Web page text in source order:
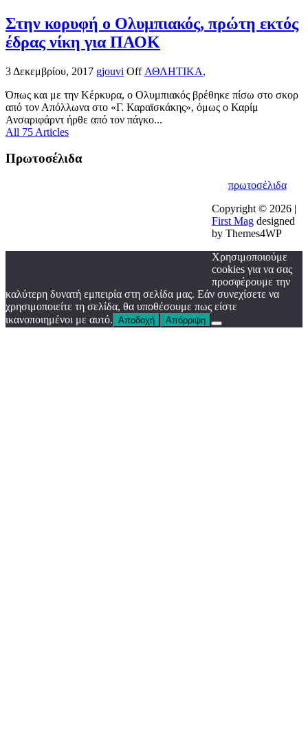
Στην κορυφή ο Ολυμπιακός, πρώτη εκτός
έδρας νίκη για ΠΑΟΚ
3 Δεκεμβρίου, 2017 gjouvi Off ΑΘΛΗΤΙΚΑ,
Όπως και με την Κέρκυρα, ο Ολυμπιακός βρέθηκε πίσω στο σκορ
από τον Απόλλωνα στο «Γ. Καραϊσκάκης», όμως ο Καρίμ
Ανσαριφάρντ ήρθε από τον πάγκο...
All 75 Articles
Πρωτοσέλιδα
πρωτοσέλιδα
Copyright © 2026 |
First Mag designed
by Themes4WP
Χρησιμοποιούμε
cookies για να σας
προσφέρουμε την
καλύτερη δυνατή εμπειρία στη σελίδα μας. Εάν συνεχίσετε να
χρησιμοποιείτε τη σελίδα, θα υποθέσουμε πως είστε
ικανοποιημένοι με αυτό. Αποδοχή Απόρριψη